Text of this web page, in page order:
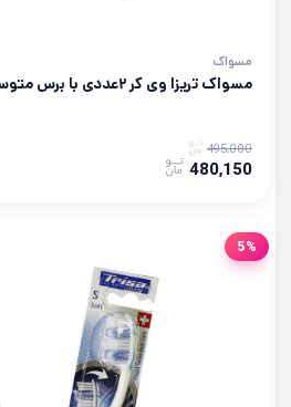
مسواک
مسواک تریزا وی کر ۲عددی با برس متوسط
495,000
480,150
5%